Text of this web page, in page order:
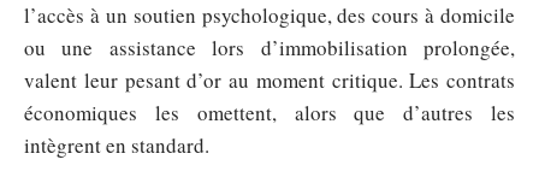
l’accès à un soutien psychologique, des cours à domicile
ou une assistance lors d’immobilisation prolongée,
valent leur pesant d’or au moment critique. Les contrats
économiques les omettent, alors que d’autres les
intègrent en standard.